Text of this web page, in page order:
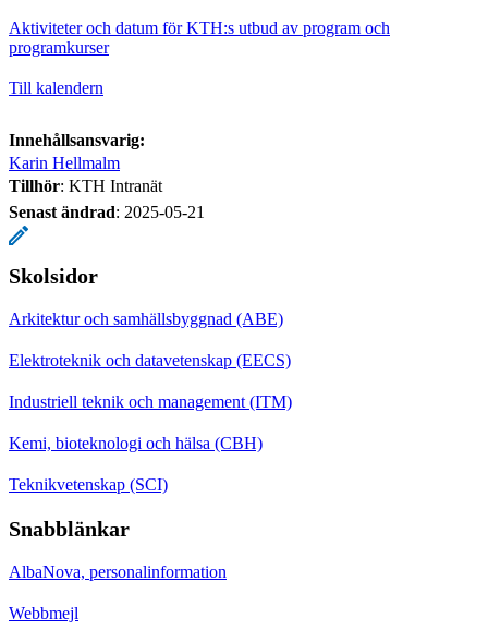
Aktiviteter och datum för KTH:s utbud av program och
programkurser
Till kalendern
Innehållsansvarig:
Karin Hellmalm
Tillhör: KTH Intranät
Senast ändrad: 2025-05-21
Skolsidor
Arkitektur och samhällsbyggnad (ABE)
Elektroteknik och datavetenskap (EECS)
Industriell teknik och management (ITM)
Kemi, bioteknologi och hälsa (CBH)
Teknikvetenskap (SCI)
Snabblänkar
AlbaNova, personalinformation
Webbmejl